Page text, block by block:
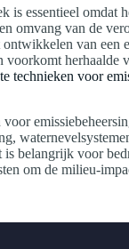
is essentieel omdat
omvang van de
van een
voorkomt herhaalde
technieken voor
is belangrijk voor
om de milieu-